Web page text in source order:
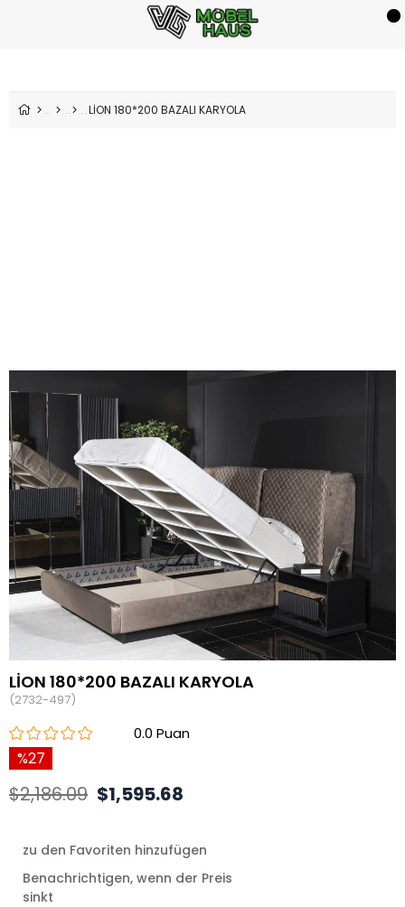
LİON 180*200 BAZALI KARYOLA
LİON 180*200 BAZALI KARYOLA
(2732-497)
0.0
27
$2,186.09 $1,595.68
zu den Favoriten hinzufügen
Benachrichtigen, wenn der Preis
sinkt